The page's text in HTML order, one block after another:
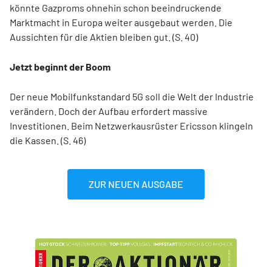
könnte Gazproms ohnehin schon beeindruckende
Marktmacht in Europa weiter ausgebaut werden. Die
Aussichten für die Aktien bleiben gut. (S. 40)
Jetzt beginnt der Boom
Der neue Mobilfunkstandard 5G soll die Welt der Industrie
verändern. Doch der Aufbau erfordert massive
Investitionen. Beim Netzwerkausrüster Ericsson klingeln
die Kassen. (S. 46)
ZUR NEUEN AUSGABE